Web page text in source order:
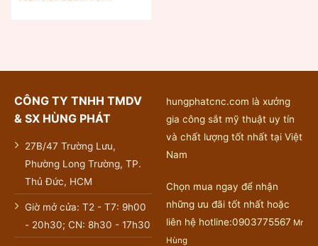
CÔNG TY TNHH TMDV
& SX HÙNG PHÁT
27B/47 Trường Lưu,
Phường Long Trường, TP.
Thủ Đức, HCM
Giờ mở cửa: T2 - T7: 9h00
- 20h30; CN: 8h30 - 17h30
hungphatcnc.com là xưởng
gia công sắt mỹ thuật uy tín
và chất lượng tốt nhất tại Việt
Nam
Chọn mua ngay để nhận
những ưu đãi tốt nhất hoặc
liên hệ hotline:0903775567 Mr
Hùng